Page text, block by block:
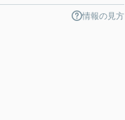
情報の見方